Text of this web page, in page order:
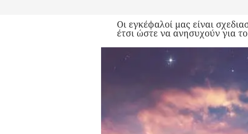
Οι εγκέφαλοί μας είναι
έτσι ώστε να ανησυχούν για